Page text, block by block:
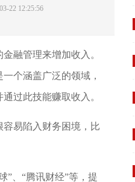
22 12:25:56
融管理来增加收入。
个涵盖广泛的领域，
过此技能赚取收入。
易陷入财务困境，比
”、“腾讯财经”等，提